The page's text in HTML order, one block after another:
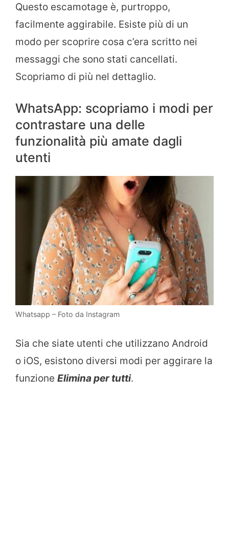
Questo escamotage è, purtroppo,
facilmente aggirabile. Esiste più di un
modo per scoprire cosa c’era scritto nei
messaggi che sono stati cancellati.
Scopriamo di più nel dettaglio.
WhatsApp: scopriamo i modi per
contrastare una delle
funzionalità più amate dagli
utenti
Whatsapp – Foto da Instagram
Sia che siate utenti che utilizzano Android
o iOS, esistono diversi modi per aggirare la
funzione Elimina per tutti.